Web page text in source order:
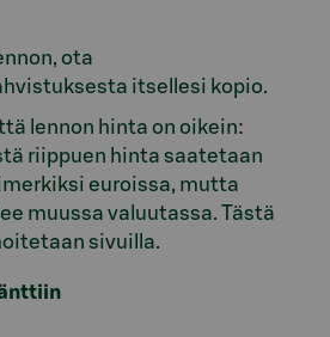
ota
itsellesi kopio.
lennon hinta on oikein:
riippuen hinta saatetaan
euroissa, mutta
muussa valuutassa. Tästä
sivuilla.